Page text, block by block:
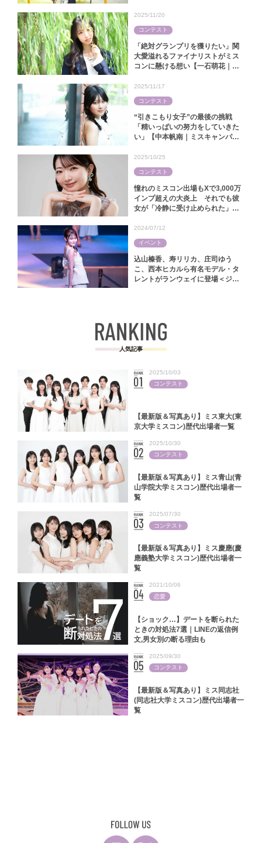
「絶対グランプリを獲りたい」関
大愛溢れるファイナリストがミス
コンに懸ける想い【一石萌花｜ミ
2025/11/20
コンテスト
“引きこもり女子”の最後の挑戦
「精いっぱいの努力をしていきた
い」【中本帆南｜ミスキャンパス
2025/11/17
コンテスト
憧れのミスコン出場もXで3,000万
インプ超えの大炎上 それでも彼
女が「冷静に受け止められた」ワ
2025】
2025/10/25
コンテスト
込山榛香、寿リリカ、庄司ゆう
こ、西本ヒカルら有名モデル・タ
レントがランウェイに登場＜ジャ
2024/07/12
イベント
人気記事
【最新版＆写真あり】ミス東大(東
京大学ミスコン)歴代出場者一覧
2025/10/03
コンテスト
【最新版＆写真あり】ミス青山(青
山学院大学ミスコン)歴代出場者一
覧
2025/10/30
コンテスト
【最新版＆写真あり】ミス慶應(慶
應義塾大学ミスコン)歴代出場者一
覧
2025/07/30
コンテスト
【ショック…】デートを断られた
ときの対処法7選｜LINEの返信例
文,男女別の断る理由も
2021/10/06
恋愛
【最新版＆写真あり】ミス同志社
(同志社大学ミスコン)歴代出場者一
覧
2025/09/30
コンテスト